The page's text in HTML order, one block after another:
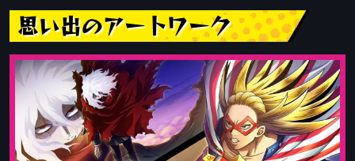
思い出のアートワーク